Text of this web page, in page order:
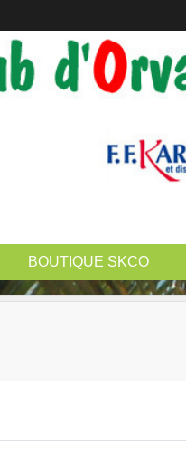
BOUTIQUE SKCO